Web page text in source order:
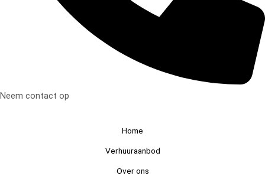
Neem contact op
Home
Verhuuraanbod
Over ons